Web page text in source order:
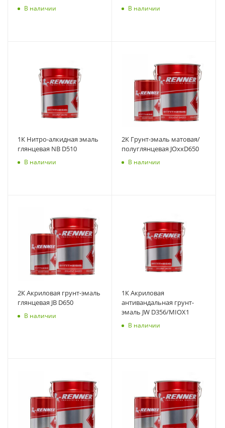
В наличии В наличии
1К Нитро-алкидная эмаль
глянцевая NB D510
В наличии
2К Грунт-эмаль матовая/
полуглянцевая JOxxD650
В наличии
2К Акриловая грунт-эмаль
глянцевая JB D650
В наличии
1К Акриловая
антивандальная грунт-
эмаль JW D356/MIOX1
В наличии